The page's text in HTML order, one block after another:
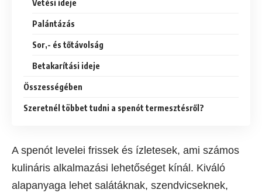
Vetési ideje
Palántázás
Sor,- és tőtávolság
Betakarítási ideje
Összességében
Szeretnél többet tudni a spenót termesztésről?
A spenót levelei frissek és ízletesek, ami számos
kulináris alkalmazási lehetőséget kínál. Kiváló
alapanyaga lehet salátáknak, szendvicseknek,